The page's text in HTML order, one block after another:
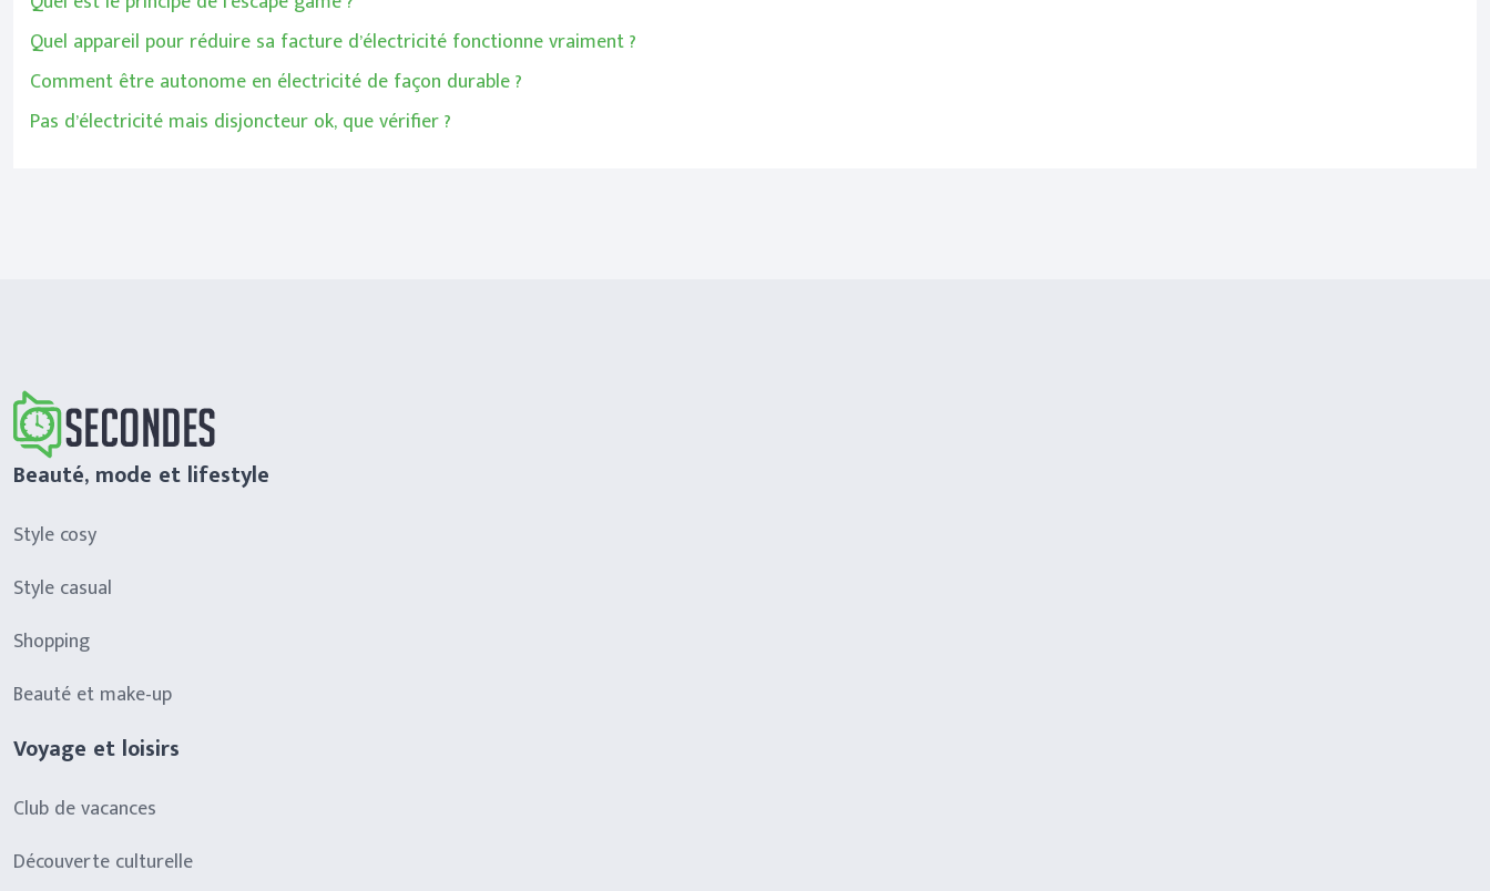
Quel appareil pour réduire sa facture d’électricité fonctionne vraiment ?
Comment être autonome en électricité de façon durable ?
Pas d’électricité mais disjoncteur ok, que vérifier ?
Beauté, mode et lifestyle
Style cosy
Style casual
Shopping
Beauté et make-up
Voyage et loisirs
Club de vacances
Découverte culturelle